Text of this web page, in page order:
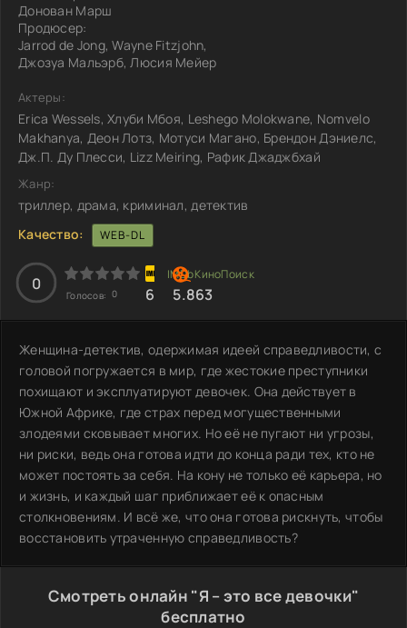
Донован Марш
Продюсер:
Jarrod de Jong, Wayne Fitzjohn,
Джозуа Мальэрб, Люсия Мейер
Актеры:
Erica Wessels, Хлуби Мбоя, Leshego Molokwane, Nomvelo
Makhanya, Деон Лотз, Мотуси Магано, Брендон Дэниелс,
Дж.П. Ду Плесси, Lizz Meiring, Рафик Джаджбхай
Жанр:
триллер, драма, криминал, детектив
Качество:
WEB-DL
0
Голосов: 0 6 5.863
Женщина-детектив, одержимая идеей справедливости, с
головой погружается в мир, где жестокие преступники
похищают и эксплуатируют девочек. Она действует в
Южной Африке, где страх перед могущественными
злодеями сковывает многих. Но её не пугают ни угрозы,
ни риски, ведь она готова идти до конца ради тех, кто не
может постоять за себя. На кону не только её карьера, но
и жизнь, и каждый шаг приближает её к опасным
столкновениям. И всё же, что она готова рискнуть, чтобы
восстановить утраченную справедливость?
Смотреть онлайн "Я – это все девочки"
бесплатно